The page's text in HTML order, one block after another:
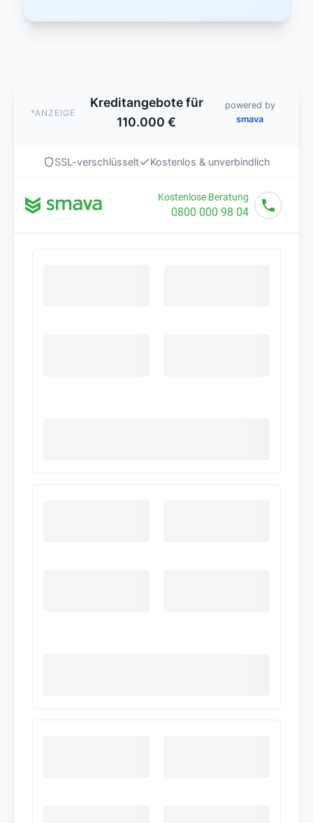
*ANZEIGE
Kreditangebote für
110.000 €
powered by
smava
SSL-verschlüsselt Kostenlos & unverbindlich